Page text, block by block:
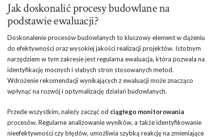
Jak doskonalić procesy budowlane na
podstawie ewaluacji?
Doskonalenie procesów budowlanych to kluczowy element w dążeniu
do efektywności oraz wysokiej jakości realizacji projektów. Istotnym
narzędziem w tym zakresie jest regularna ewaluacja, która pozwala na
identyfikację mocnych i słabych stron stosowanych metod.
Wdrożenie rekomendacji wynikających z ewaluacji może znacząco
wpłynąć na rozwój i optymalizację działań budowlanych.
Przede wszystkim, należy zacząć od ciągłego monitorowania
procesów. Regularne analizowanie wyników, a także identyfikowanie
nieefektywności czy błędów, umożliwia szybką reakcję na zmieniające